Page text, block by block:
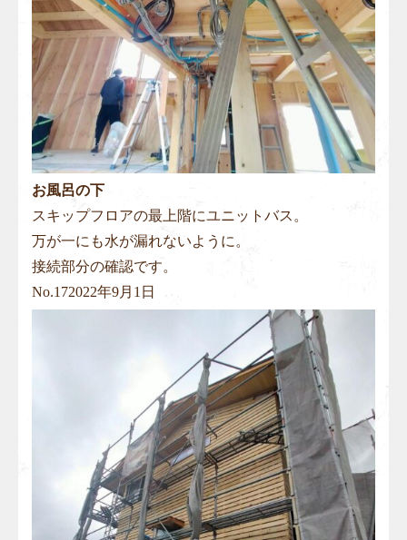
お風呂の下
スキップフロアの最上階にユニットバス。
万が一にも水が漏れないように。
接続部分の確認です。
No.172022年9月1日